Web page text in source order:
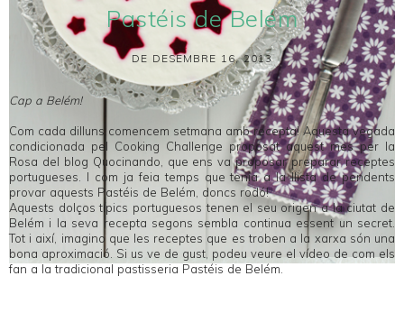
Pastéis de Belém
DE DESEMBRE 16, 2013
Cap a Belém!
Com cada dilluns comencem setmana amb recepta! Aquesta vegada
condicionada pel Cooking Challenge proposat aquest mes per la
Rosa del blog Quocinando , que ens va proposar preparar receptes
portugueses. I com ja feia temps que tenia a la llista de pendents
provar aquests Pastéis de Belém, doncs rodó!
Aquests dolços típics portuguesos tenen el seu origen a la ciutat de
Belém i la seva recepta segons sembla continua essent un secret.
Tot i així, imagino que les receptes que es troben a la xarxa són una
bona aproximació. Si us ve de gust, podeu veure el vídeo de com els
fan a la tradicional pastisseria Pastéis de Belém